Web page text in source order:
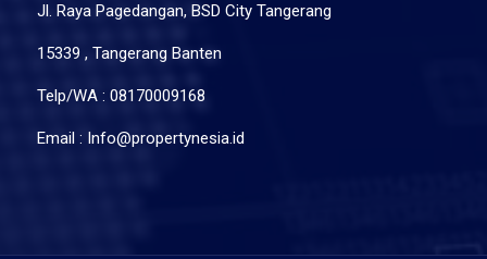
Jl. Raya Pagedangan, BSD City Tangerang
15339 , Tangerang Banten
Telp/WA : 08170009168
Email : Info@propertynesia.id